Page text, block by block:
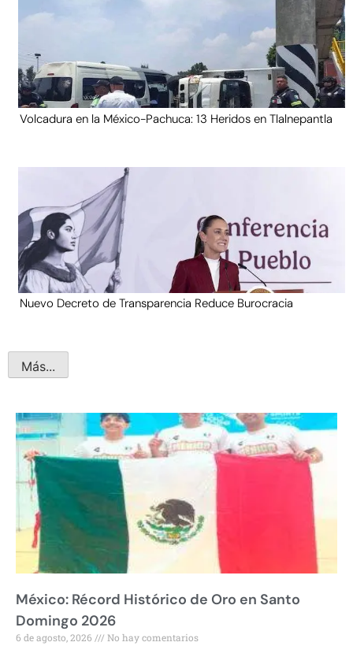
Volcadura en la México-Pachuca: 13 Heridos en Tlalnepantla
Nuevo Decreto de Transparencia Reduce Burocracia
Más...
México: Récord Histórico de Oro en Santo
Domingo 2026
6 de agosto, 2026 No hay comentarios